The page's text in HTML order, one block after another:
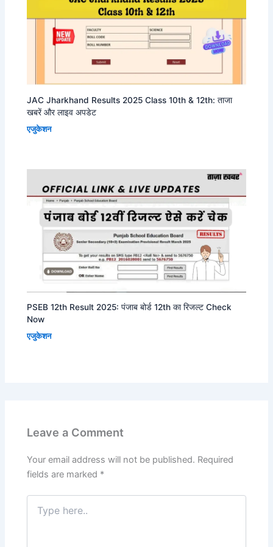
JAC Jharkhand Results 2025 Class 10th & 12th: ताजा
खबरें और लाइव अपडेट
एजुकेशन
PSEB 12th Result 2025: पंजाब बोर्ड 12th का रिजल्ट Check
Now
एजुकेशन
Leave a Comment
Your email address will not be published. Required
fields are marked *
Type
here..